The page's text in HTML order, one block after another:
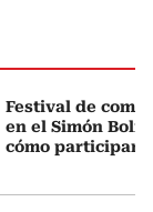
Festival de
en el Simón
cómo participar